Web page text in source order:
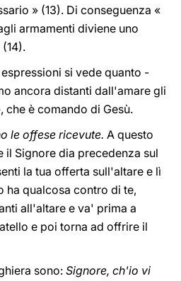
» (13). Di conseguenza «
armamenti diviene uno
si vede quanto -
ancora distanti dall'amare gli
che è comando di Gesù.
le offese ricevute. A questo
il Signore dia precedenza sul
la tua offerta sull'altare e lì
ha qualcosa contro di te,
all'altare e va' prima a
e poi torna ad offrire il
sono: Signore, ch'io vi